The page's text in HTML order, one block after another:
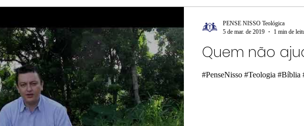
Elogios Elogiar Dizer Salomão Proverbios Davi
Quem não
#PenseNisso #Teologia #Bíblia
PENSE NISSO Teológica
5 de mar. de 2019
1 min de